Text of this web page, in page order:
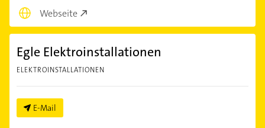
Webseite
Egle Elektroinstallationen
ELEKTROINSTALLATIONEN
E-Mail